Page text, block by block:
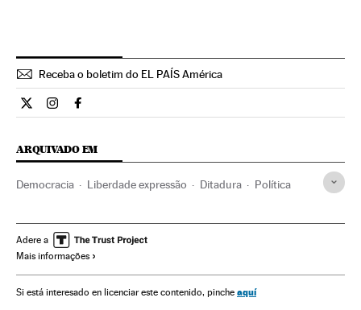
Receba o boletim do EL PAÍS América
Opiniao El País Brasil en Twitter
Opiniao El País Brasil en Instagram
Opiniao El País Brasil en Facebook
ARQUIVADO EM
Democracia Liberdade expressão Ditadura Política
Adere a
Mais informações
Si está interesado en licenciar este contenido, pinche aquí